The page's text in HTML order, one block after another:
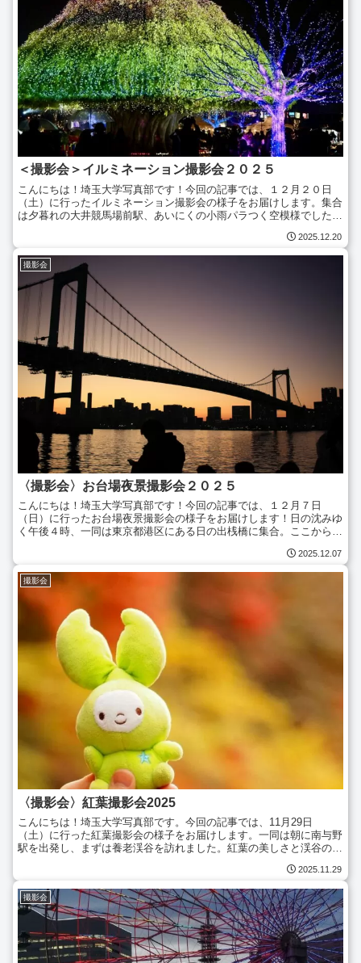
＜撮影会＞イルミネーション撮影会２０２５
こんにちは！埼玉大学写真部です！今回の記事では、１２月２０日
（土）に行ったイルミネーション撮影会の様子をお届けします。集合
は夕暮れの大井競馬場前駅、あいにくの小雨パラつく空模様でした
2025.12.20
撮影会
〈撮影会〉お台場夜景撮影会２０２５
こんにちは！埼玉大学写真部です！今回の記事では、１２月７日
（日）に行ったお台場夜景撮影会の様子をお届けします！日の沈みゆ
く午後４時、一同は東京都港区にある日の出桟橋に集合。ここから東
2025.12.07
撮影会
〈撮影会〉紅葉撮影会2025
こんにちは！埼玉大学写真部です。今回の記事では、11月29日
（土）に行った紅葉撮影会の様子をお届けします。一同は朝に南与野
駅を出発し、まずは養老渓谷を訪れました。紅葉の美しさと渓谷の壮
2025.11.29
撮影会